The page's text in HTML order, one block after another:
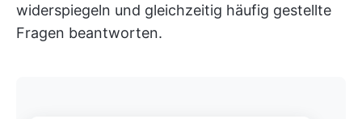
widerspiegeln und gleichzeitig häufig gestellte
Fragen beantworten.